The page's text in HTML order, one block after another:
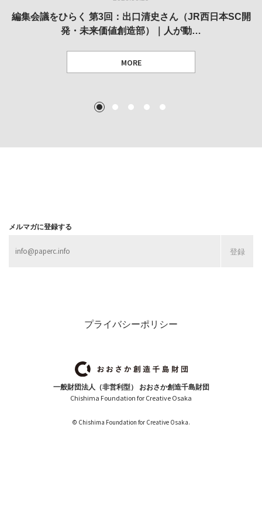
編集会議をひらく 第3回：出口清史さん（JR西日本SC開
発・未来価値創造部）｜人が動…
MORE
REVIEW｜果たして美術家・梅津庸一は、「大阪のゆかり
作家」となることができたのか…
REPORT｜博覧会の残像
MORE
REVIEW｜菊池聡太朗 個展「余りの風景」
MORE
REVIEW｜生の存在証明としての線——「ライフライン」
展
1 2 3 4 5
メルマガに登録する
プライバシーポリシー
一般財団法人（非営利型） おおさか創造千島財団
Chishima Foundation for Creative Osaka
© Chishima Foundation for Creative Osaka.